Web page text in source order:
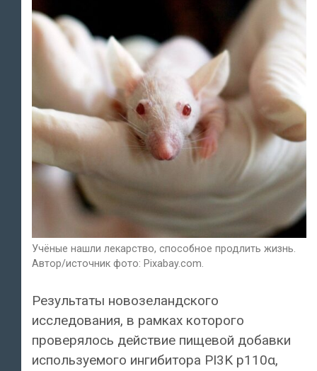
Учёные нашли лекарство, способное продлить жизнь.
Автор/источник фото: Pixabay.com.
Результаты новозеландского
исследования, в рамках которого
проверялось действие пищевой добавки
используемого ингибитора PI3K p110α,